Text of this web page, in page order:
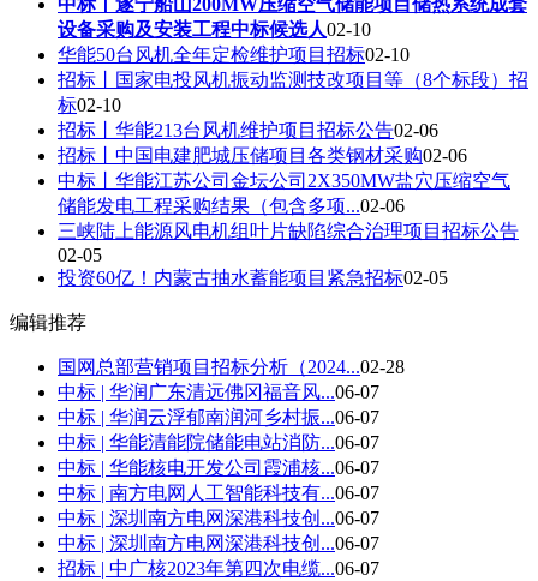
设备采购及安装工程中标候选人02-10
华能50台风机全年定检维护项目招标02-10
招标丨国家电投风机振动监测技改项目等（8个标段）招
标02-10
招标丨华能213台风机维护项目招标公告02-06
招标丨中国电建肥城压储项目各类钢材采购02-06
中标丨华能江苏公司金坛公司2X350MW盐穴压缩空气
储能发电工程采购结果（包含多项...02-06
三峡陆上能源风电机组叶片缺陷综合治理项目招标公告
02-05
投资60亿！内蒙古抽水蓄能项目紧急招标02-05
编辑推荐
国网总部营销项目招标分析（2024...02-28
中标 | 华润广东清远佛冈福音风...06-07
中标 | 华润云浮郁南润河乡村振...06-07
中标 | 华能清能院储能电站消防...06-07
中标 | 华能核电开发公司霞浦核...06-07
中标 | 南方电网人工智能科技有...06-07
中标 | 深圳南方电网深港科技创...06-07
中标 | 深圳南方电网深港科技创...06-07
招标 | 中广核2023年第四次电缆...06-07